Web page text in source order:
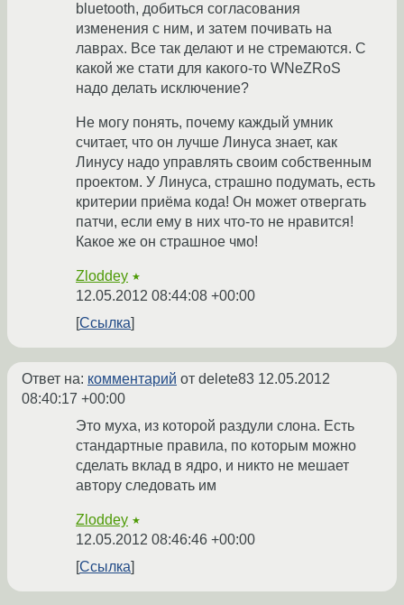
bluetooth, добиться согласования
изменения с ним, и затем почивать на
лаврах. Все так делают и не стремаются. С
какой же стати для какого-то WNeZRoS
надо делать исключение?
Не могу понять, почему каждый умник
считает, что он лучше Линуса знает, как
Линусу надо управлять своим собственным
проектом. У Линуса, страшно подумать, есть
критерии приёма кода! Он может отвергать
патчи, если ему в них что-то не нравится!
Какое же он страшное чмо!
Zloddey ★
12.05.2012 08:44:08 +00:00
Ссылка
Ответ на: комментарий от delete83 12.05.2012
08:40:17 +00:00
Это муха, из которой раздули слона. Есть
стандартные правила, по которым можно
сделать вклад в ядро, и никто не мешает
автору следовать им
Zloddey ★
12.05.2012 08:46:46 +00:00
Ссылка